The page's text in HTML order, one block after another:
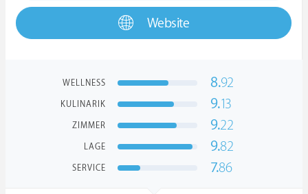
Website
WELLNESS 8.92
KULINARIK 9.13
ZIMMER 9.22
LAGE 9.82
SERVICE 7.86